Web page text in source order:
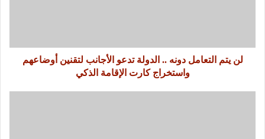
لن يتم التعامل دونه .. الدولة تدعو الأجانب لتقنين أوضاعهم
واستخراج كارت الإقامة الذكي